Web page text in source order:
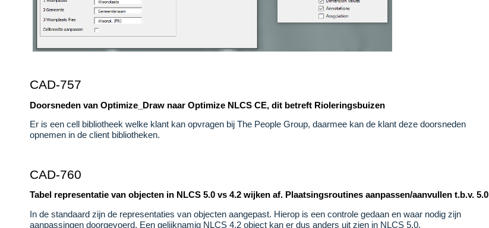
CAD-757
Doorsneden van Optimize_Draw naar Optimize NLCS CE, dit betreft Rioleringsbuizen
Er is een cell bibliotheek welke klant kan opvragen bij The People Group, daarmee kan de klant deze doorsneden
opnemen in de client bibliotheken.
CAD-760
Tabel representatie van objecten in NLCS 5.0 vs 4.2 wijken af. Plaatsingsroutines aanpassen/aanvullen t.b.v. 5.0
In de standaard zijn de representaties van objecten aangepast. Hierop is een controle gedaan en waar nodig zijn
aanpassingen doorgevoerd. Een gelijknamig NLCS 4.2 object kan er dus anders uit zien in NLCS 5.0.